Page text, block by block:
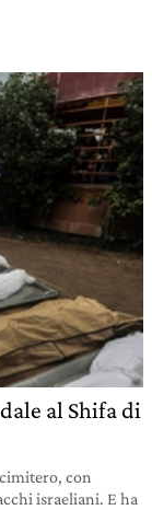
al Shifa di
cimitero, con
israeliani. E ha